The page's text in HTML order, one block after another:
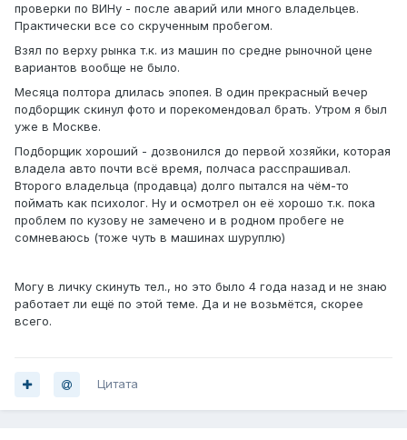
проверки по ВИНу - после аварий или много владельцев.
Практически все со скрученным пробегом.
Взял по верху рынка т.к. из машин по средне рыночной цене
вариантов вообще не было.
Месяца полтора длилась эпопея. В один прекрасный вечер
подборщик скинул фото и порекомендовал брать. Утром я был
уже в Москве.
Подборщик хороший - дозвонился до первой хозяйки, которая
владела авто почти всё время, полчаса расспрашивал.
Второго владельца (продавца) долго пытался на чём-то
поймать как психолог. Ну и осмотрел он её хорошо т.к. пока
проблем по кузову не замечено и в родном пробеге не
сомневаюсь (тоже чуть в машинах шуруплю)
Могу в личку скинуть тел., но это было 4 года назад и не знаю
работает ли ещё по этой теме. Да и не возьмётся, скорее
всего.
Цитата